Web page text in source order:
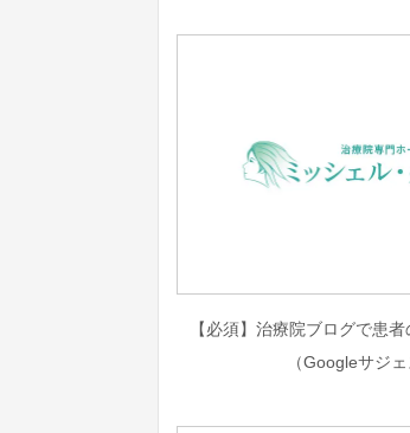
【必須】治療院ブログで患
（Googleサジェ